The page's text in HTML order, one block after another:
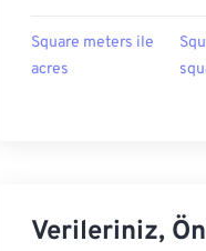
Square meters ile
acres
Verileriniz,